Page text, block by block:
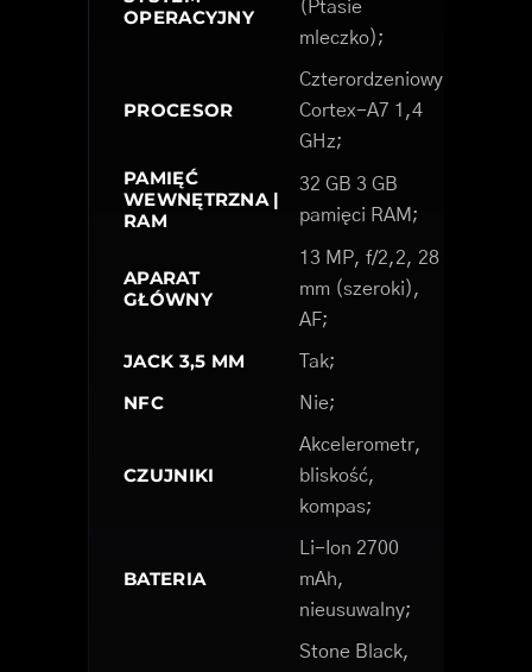
OPERACYJNY
(Ptasie
mleczko);
PROCESOR
Czterordzeniowy
Cortex-A7 1,4
GHz;
PAMIĘĆ
WEWNĘTRZNA |
RAM
32 GB 3 GB
pamięci RAM;
APARAT
GŁÓWNY
13 MP, f/2,2, 28
mm (szeroki),
AF;
JACK 3,5 MM Tak;
NFC Nie;
CZUJNIKI
Akcelerometr,
bliskość,
kompas;
BATERIA
Li-Ion 2700
mAh,
nieusuwalny;
Stone Black,